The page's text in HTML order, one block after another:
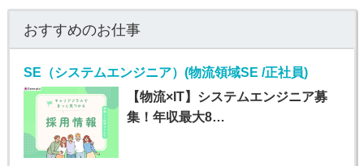
おすすめのお仕事
SE（システムエンジニア）(物流領域SE /正社員)
【物流×IT】システムエンジニア募
集！年収最大8…